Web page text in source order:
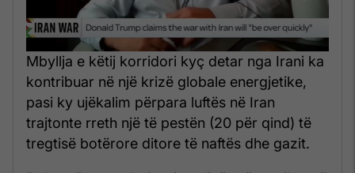
Mbyllja e këtij korridori kyç detar nga Irani ka
kontribuar në një krizë globale energjetike,
pasi ky ujëkalim përpara luftës në Iran
trajtonte rreth një të pestën (20 për qind) të
tregtisë botërore ditore të naftës dhe gazit.